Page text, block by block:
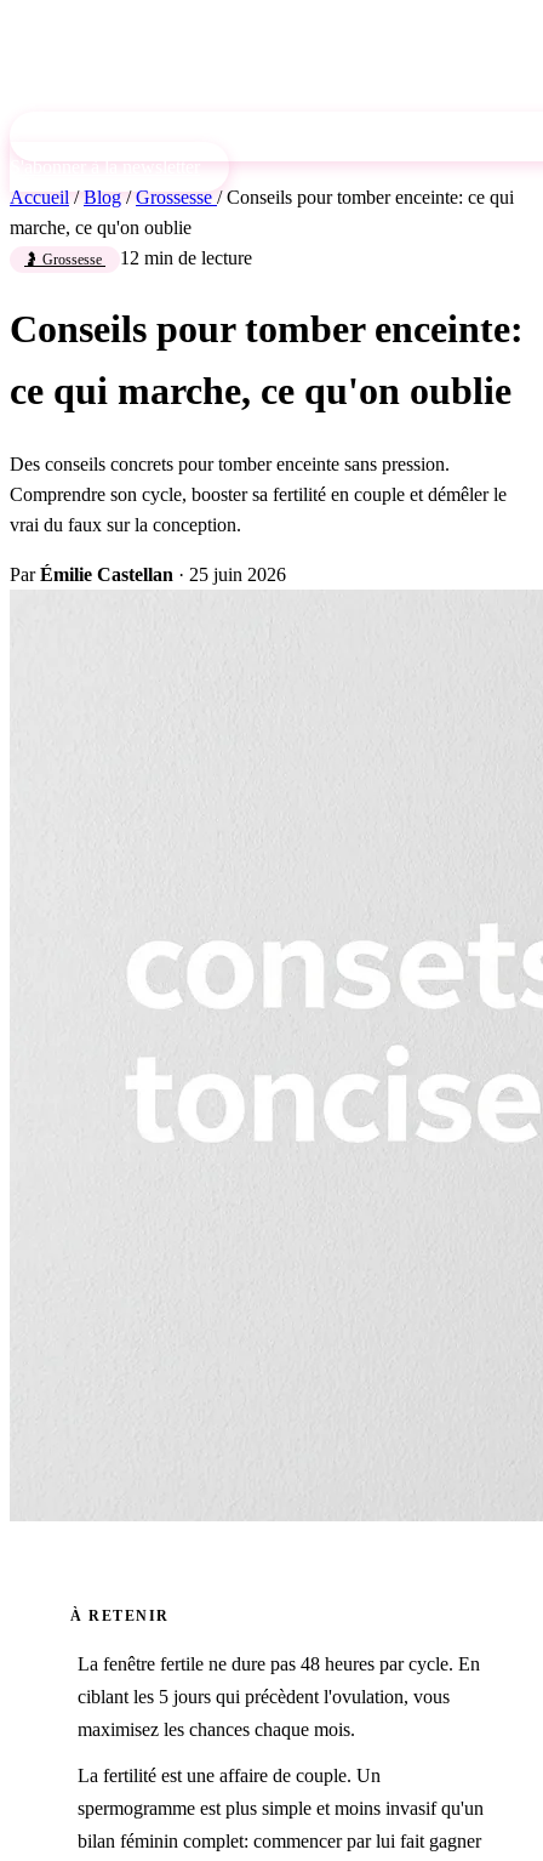
S'abonner à la newsletter
Accueil / Blog / Grossesse / Conseils pour tomber enceinte: ce qui
marche, ce qu'on oublie
🤰 Grossesse 12 min de lecture
Conseils pour tomber enceinte:
ce qui marche, ce qu'on oublie
Des conseils concrets pour tomber enceinte sans pression.
Comprendre son cycle, booster sa fertilité en couple et démêler le
vrai du faux sur la conception.
ParÉmilie Castellan · 25 juin 2026
À RETENIR
La fenêtre fertile ne dure pas 48 heures par cycle. En
ciblant les 5 jours qui précèdent l'ovulation, vous
maximisez les chances chaque mois.
La fertilité est une affaire de couple. Un
spermogramme est plus simple et moins invasif qu'un
bilan féminin complet: commencer par lui fait gagner